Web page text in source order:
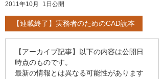
2011年10月 1日公開
【連載終了】実務者のためのCAD読本
【アーカイブ記事】以下の内容は公開日
時点のものです。
最新の情報とは異なる可能性があります